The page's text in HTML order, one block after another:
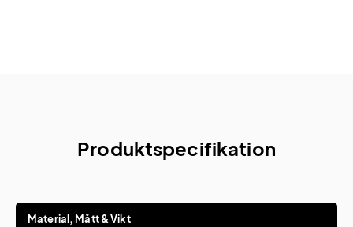
Produktspecifikation
Material, Mått & Vikt